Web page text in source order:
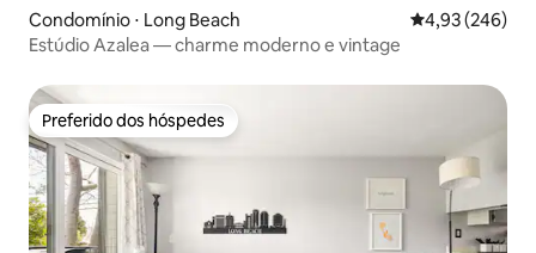
Condomínio ⋅ Long Beach 4,93 de uma
4,93 (246)
Estúdio Azalea — charme moderno e vintage
Preferido dos hóspedes
Preferido dos hóspedes